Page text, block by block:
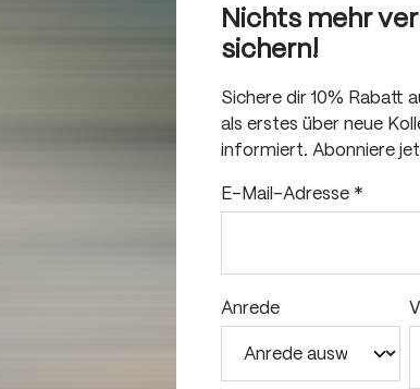
Nichts mehr
sichern!
Sichere dir 10% Rabatt
als erstes über neue
informiert. Abonniere
E-Mail-Adresse *
Anrede